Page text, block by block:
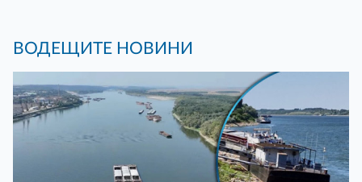
ВОДЕЩИТЕ НОВИНИ